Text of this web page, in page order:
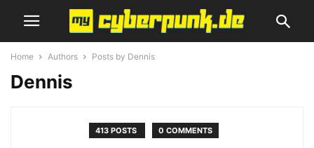
Home Authors Posts by Dennis
Dennis
413 POSTS 0 COMMENTS